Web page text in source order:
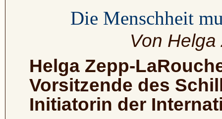
Die Menschheit
Von
Helga Zepp-
Vorsitzende des
Initiatorin der